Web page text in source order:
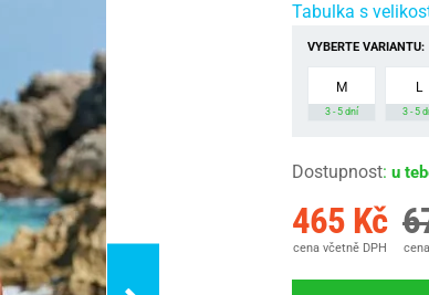
Tabulka s
VYBERTE VARIANTU:
M
3 - 5 dní
L
3 - 5
Dostupnost: u
465 Kč
cena včetně DPH